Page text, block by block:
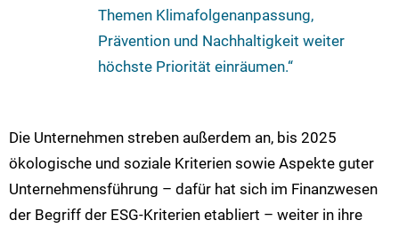
Themen Klimafolgenanpassung,
Prävention und Nachhaltigkeit weiter
höchste Priorität einräumen.“
Die Unternehmen streben außerdem an, bis 2025
ökologische und soziale Kriterien sowie Aspekte guter
Unternehmensführung – dafür hat sich im Finanzwesen
der Begriff der ESG-Kriterien etabliert – weiter in ihre